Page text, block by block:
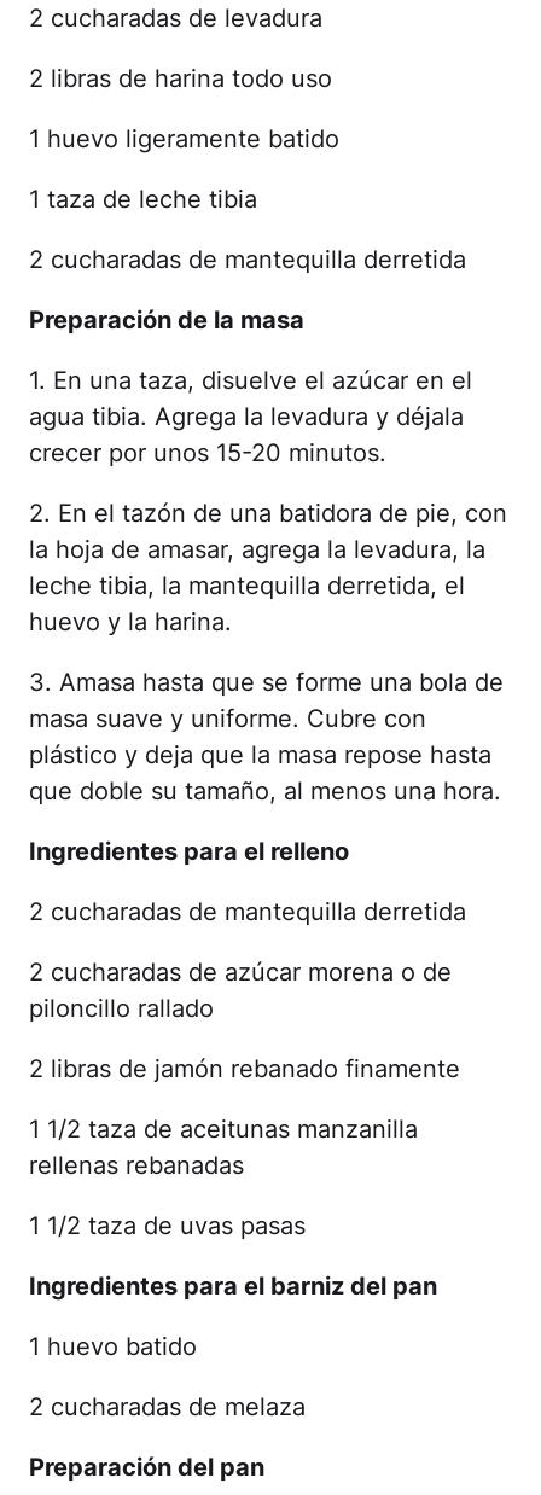
2 cucharadas de levadura
2 libras de harina todo uso
1 huevo ligeramente batido
1 taza de leche tibia
2 cucharadas de mantequilla derretida
Preparación de la masa
1. En una taza, disuelve el azúcar en el
agua tibia. Agrega la levadura y déjala
crecer por unos 15-20 minutos.
2. En el tazón de una batidora de pie, con
la hoja de amasar, agrega la levadura, la
leche tibia, la mantequilla derretida, el
huevo y la harina.
3. Amasa hasta que se forme una bola de
masa suave y uniforme. Cubre con
plástico y deja que la masa repose hasta
que doble su tamaño, al menos una hora.
Ingredientes para el relleno
2 cucharadas de mantequilla derretida
2 cucharadas de azúcar morena o de
piloncillo rallado
2 libras de jamón rebanado finamente
1 1/2 taza de aceitunas manzanilla
rellenas rebanadas
1 1/2 taza de uvas pasas
Ingredientes para el barniz del pan
1 huevo batido
2 cucharadas de melaza
Preparación del pan